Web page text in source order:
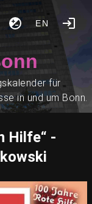
EN
für
in und um Bonn.
Hilfe“ -